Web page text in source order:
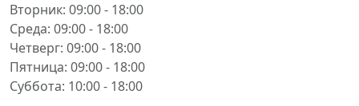
Вторник: 09:00 - 18:00
Среда: 09:00 - 18:00
Четверг: 09:00 - 18:00
Пятница: 09:00 - 18:00
Суббота: 10:00 - 18:00